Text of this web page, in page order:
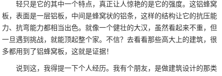
轻只是它的其中一个特点，真正让人惊艳的是它的强度。这铝蜂窝
板，表面是一层铝板，中间是蜂窝状的铝条，这样的结构让它的抗压能
力、抗弯能力都相当出色。就像一个健壮的大汉，虽然看起来不重，但
一旦遇到挑战，就能顶起整个家。不信？去看看那些高大上的建筑，很
多都用到了铝蜂窝板，这就是证据！
说到这，我得提一下个人经历。我有个朋友，是做建筑设计的那类